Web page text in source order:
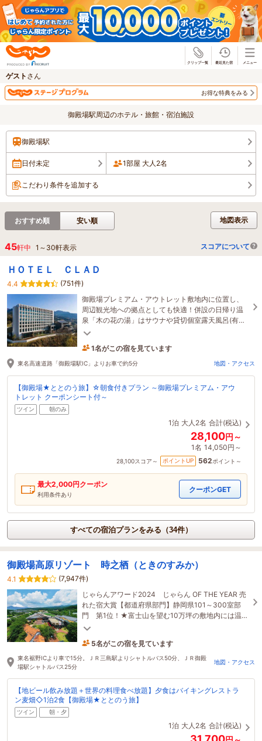
ゲスト さん
お得な特典をみる
御殿場駅周辺のホテル・旅館・宿泊施設
御殿場駅
日付未定 1部屋 大人2名
こだわり条件を追加する
地図表示
おすすめ順 安い順
45軒中 1 ～ 30軒表示 スコアについて
ＨＯＴＥＬ ＣＬＡＤ
4.4
(751件)
御殿場プレミアム・アウトレット敷地内に位置し、
周辺観光地への拠点としても快適！併設の日帰り温
泉「木の花の湯」はサウナや貸切個室露天風呂(有料)
も魅力。ご宿泊のお客様は滞在中無料でご利用可
1名がこの宿を見ています
東名高速道路「御殿場駅IC」よりお車で約5分 地図・アクセス
【御殿場★ととのう旅】☆朝食付きプラン ～御殿場プレミアム・アウ
トレット クーポンシート付～
ツイン 朝のみ
1泊 大人2名 合計(税込)
28,100円～
1名 14,050円～
28,100スコア～ ポイントUP 562ポイント～
最大2,000円クーポン
利用条件あり
クーポンGET
すべての宿泊プランをみる（34件）
御殿場高原リゾート 時之栖（ときのすみか）
4.1
(7,947件)
じゃらんアワード2024 じゃらん OF THE YEAR 売
れた宿大賞【都道府県部門】静岡県101～300室部
門 第1位！★富士山を望む10万坪の敷地内には温泉
やレストランが豊富♪自社醸造ビールやチョコレート
5名がこの宿を見ています
1時間前に予約されました
東名裾野ICより車で15分。ＪＲ三島駅よりシャトルバス50分、ＪＲ御殿
場駅シャトルバス25分
地図・アクセス
【地ビール飲み放題＋世界の料理食べ放題】夕食はバイキングレストラ
ン麦畑◇1泊2食【御殿場★ととのう旅】
ツイン 朝・夕
1泊 大人2名 合計(税込)